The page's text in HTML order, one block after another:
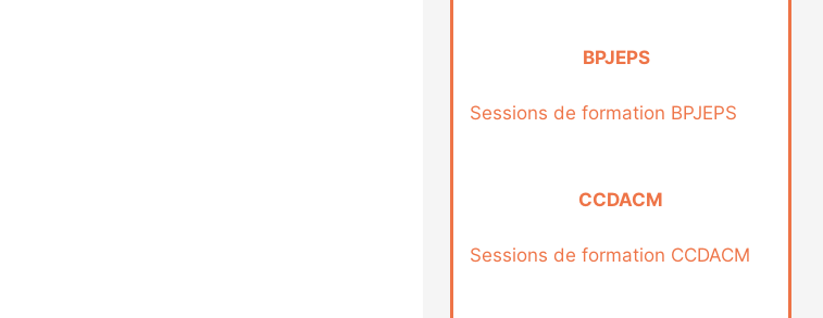
BPJEPS
Sessions de formation BPJEPS
CCDACM
Sessions de formation CCDACM